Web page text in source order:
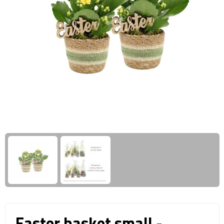
Business trolleys
Documententassen
Reistassen & Trolleys
Reistassen
Trolleys
Giftcards
Wellness Giftsets